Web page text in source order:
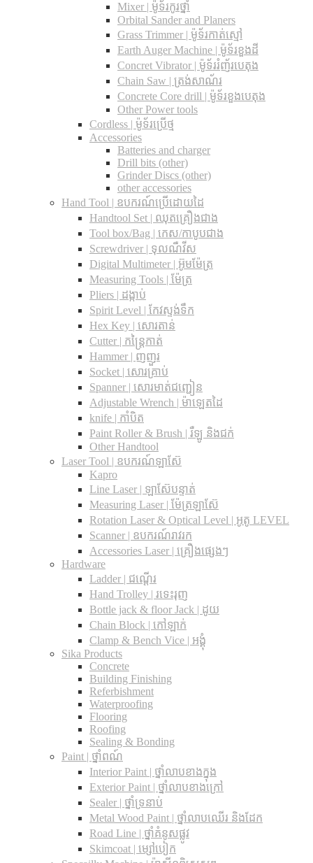
Mixer | ម៉ូទ័រកូរថ្នាំ
Orbital Sander and Planers
Grass Trimmer | ម៉ូទ័រកាត់ស្មៅ
Earth Auger Machine | ម៉ូទ័រខួងដី
Concret Vibrator | ម៉ូទ័ររំញ័របេតុង
Chain Saw | ត្រង់សាណ័រ
Concrete Core drill | ម៉ូទ័រខួងបេតុង
Other Power tools
Cordless​ | ម៉ូទ័រប្រើថ្ម
Accessories
Batteries and charger
Drill bits (other)
Grinder Discs (other)
other accessories
Hand Tool | ឧបករណ៍ប្រើដោយដៃ
Handtool Set | ឈុតគ្រឿងជាង
Tool box/Bag | កេស/កាបូបជាង
Screwdriver | ទុលណឺវីស
Digital Multimeter | អ៊ូមម៉ែត្រ
Measuring Tools | ម៉ែត្រ
Pliers | ដង្កាប់
Spirit Level | កែវស្ទង់ទឹក
Hex Key | សោរតាន់
Cutter | កន្រ្តៃកាត់
Hammer | ញញួរ
Socket | សោរគ្រាប់
Spanner |​ សោរមាត់ជញ្ជៀន
Adjustable Wrench |​ ម៉ាឡេតដៃ
knife | កាំបិត
Paint Roller & Brush | រឺឡូ និងជក់
Other Handtool
Laser Tool | ឧបករណ៍ឡាស៊ែ
Kapro
Line Laser | ឡាស៊ែបន្ទាត់
Measuring Laser | ម៉ែត្រឡាស៊ែ
Rotation Laser & Optical Level | អូតូ LEVEL
Scanner | ឧបករណ៍រាវរក
Accessories Laser | គ្រឿងផ្សេងៗ
Hardware
Ladder | ជណ្តើរ
Hand Trolley | រទេះរុញ
Bottle jack & floor Jack​ | ដូយ
Chain Block | កៅឡាក់
Clamp & Bench Vice | អង្គុំ
Sika Products
Concrete
Building Finishing
Referbishment
Waterproofing
Flooring
Roofing
Sealing & Bonding
Paint | ថ្នាំពណ៍
Interior Paint | ថ្នាំលាបខាងក្នុង
Exterior Paint | ថ្នាំលាបខាងក្រៅ
Sealer | ថ្នាំទ្រនាប់
Metal Wood Paint | ថ្នាំលាបឈើរ និងដែក
Road Line | ថ្នាំគំនូសផ្លូវ
Skimcoat | ម្សៅបៀក